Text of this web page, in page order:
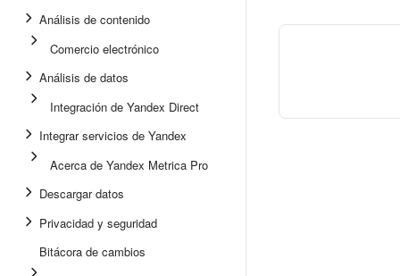
Análisis de contenido
Comercio electrónico
Análisis de datos
Integración de Yandex Direct
Integrar servicios de Yandex
Acerca de Yandex Metrica Pro
Descargar datos
Privacidad y seguridad
Bitácora de cambios